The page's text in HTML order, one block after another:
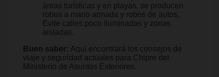
áreas turísticas y en playas, se producen
robos a mano armada y robos de autos.
Evite calles poco iluminadas y zonas
aisladas.
Buen saber: Aquí encontrará los consejos de
viaje y seguridad actuales para Chipre del
Ministerio de Asuntos Exteriores.